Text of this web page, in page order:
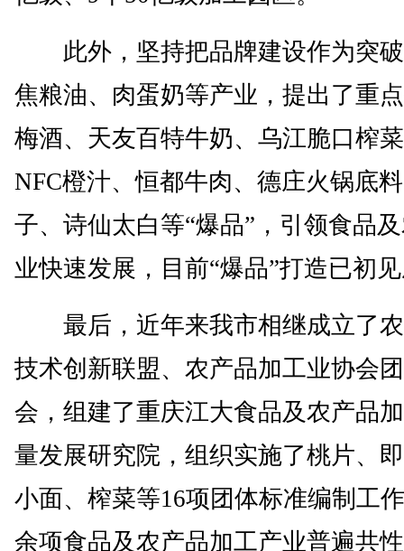
此外，坚持把品牌建设作为突破
焦粮油、肉蛋奶等产业，提出了重
梅酒、天友百特牛奶、乌江脆口榨
NFC橙汁、恒都牛肉、德庄火锅底
子、诗仙太白等“爆品”，引领食品
业快速发展，目前“爆品”打造已初
最后，近年来我市相继成立了农
技术创新联盟、农产品加工业协会
会，组建了重庆江大食品及农产品
量发展研究院，组织实施了桃片、
小面、榨菜等16项团体标准编制工
余项食品及农产品加工产业普遍共